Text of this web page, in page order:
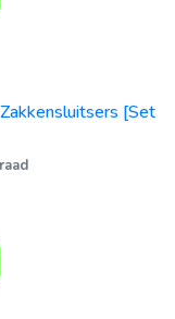
[Set